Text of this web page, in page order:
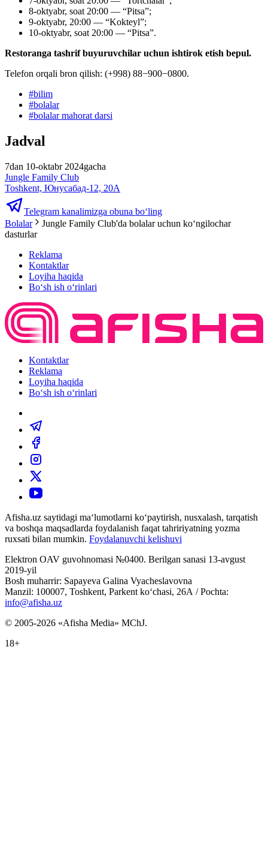
8-oktyabr, soat 20:00 — “Pitsa”;
9-oktyabr, 20:00 — “Kokteyl”;
10-oktyabr, soat 20:00 — “Pitsa”.
Restoranga tashrif buyuruvchilar uchun ishtirok etish bepul.
Telefon orqali bron qilish: (+998) 88−900−0800.
#bilim
#bolalar
#bolalar mahorat darsi
Jadval
7dan 10-oktabr 2024gacha
Jungle Family Club
Toshkent, Юнусабад-12, 20A
Telegram kanalimizga obuna bo‘ling
Bolalar
Jungle Family Club'da bolalar uchun koʻngilochar
dasturlar
Reklama
Kontaktlar
Loyiha haqida
Bo‘sh ish o‘rinlari
Kontaktlar
Reklama
Loyiha haqida
Bo‘sh ish o‘rinlari
Afisha.uz saytidagi ma‘lumotlarni ko‘paytirish, nusxalash, tarqatish
va boshqa maqsadlarda foydalanish faqat tahririyatning yozma
ruxsati bilan mumkin. Foydalanuvchi kelishuvi
Elektron OAV guvohnomasi №0400. Berilgan sanasi 13-avgust
2019-yil
Bosh muharrir: Sapayeva Galina Vyacheslavovna
Manzil: 100007, Toshkent, Parkent ko‘chasi, 26А / Pochta:
info@afisha.uz
© 2005-2026 «Afisha Media» MChJ.
18+